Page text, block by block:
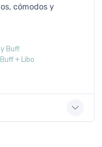
cómodos y
Buff
+ Libo